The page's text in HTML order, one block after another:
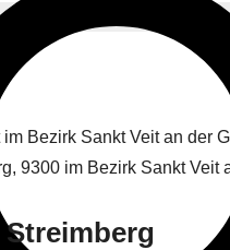
im Bezirk Sankt Veit an der
9300 im Bezirk Sankt Veit